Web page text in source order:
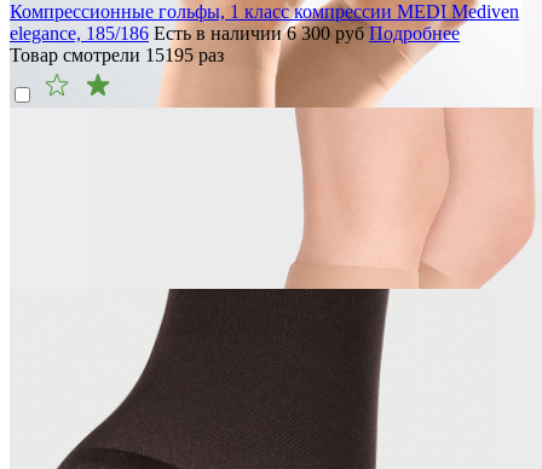
Компрессионные гольфы, 1 класс компрессии MEDI Mediven
elegance, 185/186 Есть в наличии 6 300 руб Подробнее
Товар смотрели 15195 раз